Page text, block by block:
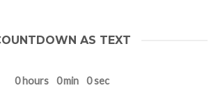
AS TEXT
0 hours 0min 0sec